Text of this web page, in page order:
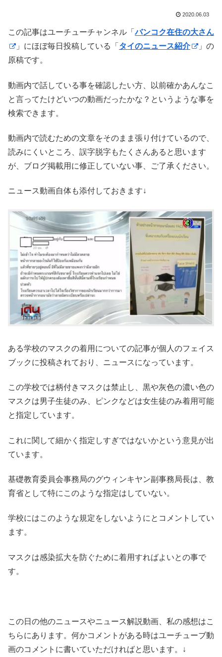
2020.06.03
この記事はユーチューチャンネル「バンコク在住の大さん
」にほぼ毎日投稿している「 タイのニュース紹介
」の
原稿です。
動画内で話している事を確認したい方、以前確かあんなこ
と言ってたけどいつの動画だったかな？というような事を
検索できます。
動画内で読むための文章をそのまま張り付けているので、
読みにくいところ、誤字脱字もたくさんあると思います
が、ブログ掲載用に修正していない事、ご了承ください。
ニュース動画自体も添付しておきます↓
ある学校のマスクの着用についての記事が個人のフェイス
ブックに投稿されており、ニュースになっています。
この学校では柄付きマスクは禁止し、黒や灰色の濃い色の
マスクは男子生徒のみ、ピンクなどは女生徒のみ着用可能
と指定しています。
これに関して細かく指定しすぎではないかという意見が出
ています。
基礎教育委員会事務局のグウィンキヤン副事務局長は、教
育省として特にこのような指定はしていない。
学校にはこのような規定をしないようにとコメントしてい
ます。
マスクは感染拡大を防ぐために着用すればよいとの事で
す。
この日の他のニュースやニュース解説動画、私の感想はこ
ちらにあります。何かコメントがある時はユーチューブ動
画のコメントに書いていただければと思います。↓